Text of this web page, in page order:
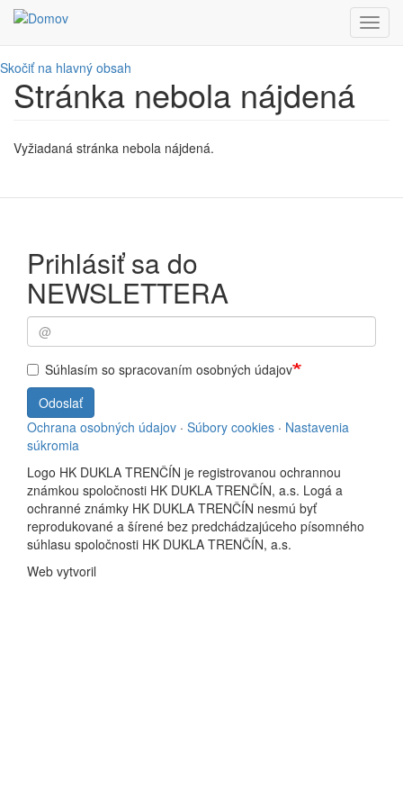
Skočiť na hlavný obsah
Stránka nebola nájdená
Vyžiadaná stránka nebola nájdená.
Prihlásiť sa do
NEWSLETTERA
Súhlasím so spracovaním osobných údajov
Odoslať
Ochrana osobných údajov · Súbory cookies · Nastavenia
súkromia
Logo HK DUKLA TRENČÍN je registrovanou ochrannou
známkou spoločnosti HK DUKLA TRENČÍN, a.s. Logá a
ochranné známky HK DUKLA TRENČÍN nesmú byť
reprodukované a šírené bez predchádzajúceho písomného
súhlasu spoločnosti HK DUKLA TRENČÍN, a.s.
Web vytvoril